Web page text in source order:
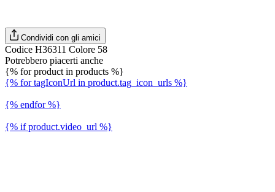
Condividi con gli amici
Codice H36311 Colore 58
Potrebbero piacerti anche
{% for product in products %}
{% for tagIconUrl in product.tag_icon_urls %}
{% endfor %}
{% if product.video_url %}